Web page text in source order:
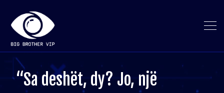
“Sa deshët, dy? Jo, një